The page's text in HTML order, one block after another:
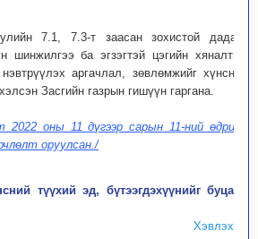
7.1, 7.3-т заасан зохистой дадал,
шинжилгээ ба эгзэгтэй цэгийн хяналтын
нэвтрүүлэх аргачлал, зөвлөмжийг хүнсний
Засгийн газрын гишүүн гаргана.
2022 оны 11 дүгээр сарын 11-ний өдрийн
оруулсан./
түүхий эд, бүтээгдэхүүнийг буцаан
Хэвлэх